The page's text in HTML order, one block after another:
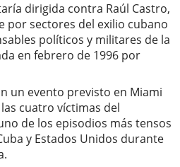
dirigida contra Raúl Castro,
por sectores del exilio cubano
políticos y militares de la
en febrero de 1996 por
un evento previsto en Miami
cuatro víctimas del
de los episodios más tensos
y Estados Unidos durante